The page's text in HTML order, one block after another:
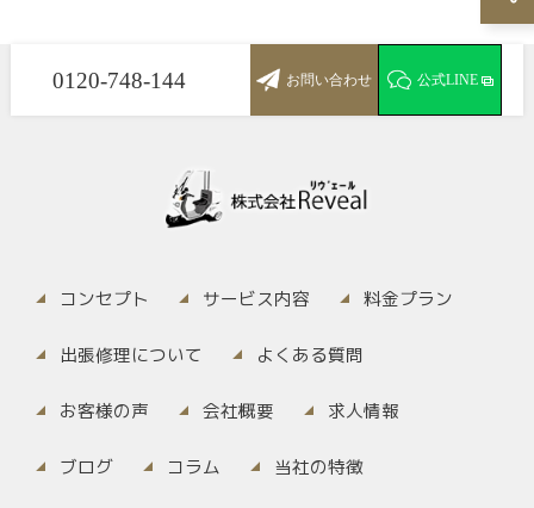
0120-748-144 お問い合わせ 公式LINE
コンセプト サービス内容 料金プラン
出張修理について よくある質問
お客様の声 会社概要 求人情報
ブログ コラム 当社の特徴